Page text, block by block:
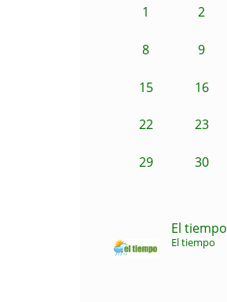
1 2
8 9
15 16
22 23
29 30
El tiempo
El tiempo